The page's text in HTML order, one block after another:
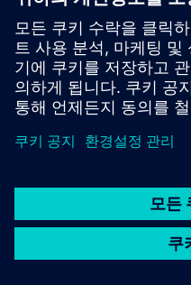
지원 센터
피드백 제공
저작권침해 보고
© Siemens
2026
고발